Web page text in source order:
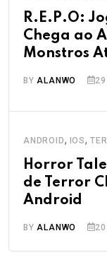
R.E.P.O:
Chega ao
Monstros
BYALANWO
ANDROID, IOS,
Horror
de Terror
Android
BYALANWO